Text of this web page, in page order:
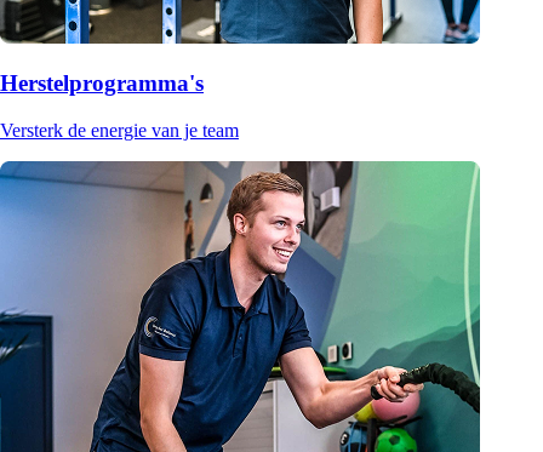
Herstelprogramma's
Versterk de energie van je team